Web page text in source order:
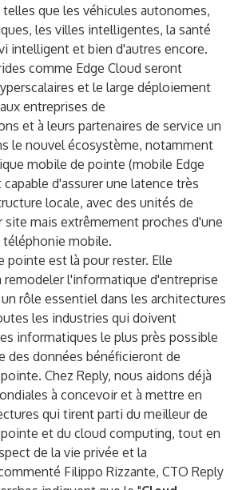
que les véhicules autonomes,
les villes intelligentes, la santé
intelligent et bien d'autres encore.
comme Edge Cloud seront
et le large déploiement
entreprises de
et à leurs partenaires de service un
le nouvel écosystème, notamment
mobile de pointe (mobile Edge
d'assurer une latence très
locale, avec des unités de
site mais extrêmement proches d'une
mobile.
pointe est là pour rester. Elle
remodeler l'informatique d'entreprise
rôle essentiel dans les architectures
les industries qui doivent
informatiques le plus près possible
des données bénéficieront de
Chez Reply, nous aidons déjà
à concevoir et à mettre en
qui tirent parti du meilleur de
et du cloud computing, tout en
de la vie privée et la
Filippo Rizzante, CTO Reply